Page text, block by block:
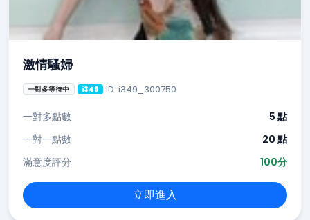
激情騷婦
一對多等待中 i349 ID: i349_300750
一對多點數
5 點
一對一點數
20 點
滿意度評分
100分
立即進入